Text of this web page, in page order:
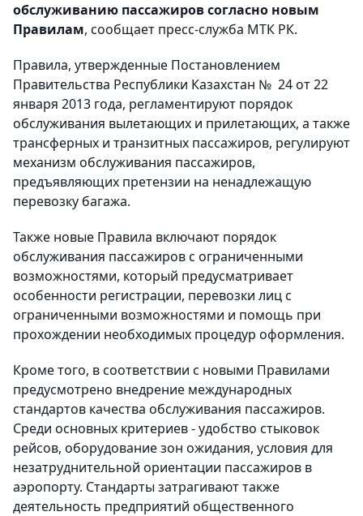
обслуживанию пассажиров согласно новым
Правилам, сообщает пресс-служба МТК РК.
Правила, утвержденные Постановлением
Правительства Республики Казахстан № 24 от 22
января 2013 года, регламентируют порядок
обслуживания вылетающих и прилетающих, а также
трансферных и транзитных пассажиров, регулируют
механизм обслуживания пассажиров,
предъявляющих претензии на ненадлежащую
перевозку багажа.
Также новые Правила включают порядок
обслуживания пассажиров с ограниченными
возможностями, который предусматривает
особенности регистрации, перевозки лиц с
ограниченными возможностями и помощь при
прохождении необходимых процедур оформления.
Кроме того, в соответствии с новыми Правилами
предусмотрено внедрение международных
стандартов качества обслуживания пассажиров.
Среди основных критериев - удобство стыковок
рейсов, оборудование зон ожидания, условия для
незатруднительной ориентации пассажиров в
аэропорту. Стандарты затрагивают также
деятельность предприятий общественного